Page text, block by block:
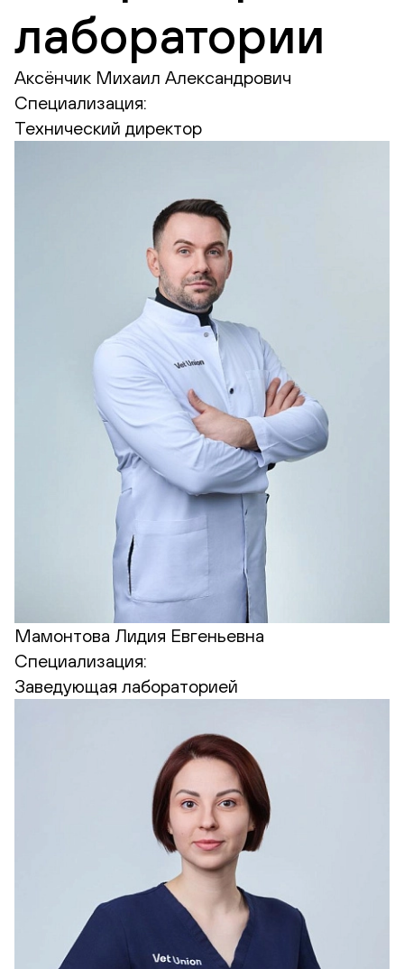
лаборатории
Аксёнчик Михаил Александрович
Специализация:
Технический директор
Мамонтова Лидия Евгеньевна
Специализация:
Заведующая лабораторией